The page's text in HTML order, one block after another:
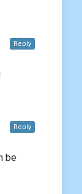
Reply
be
Reply